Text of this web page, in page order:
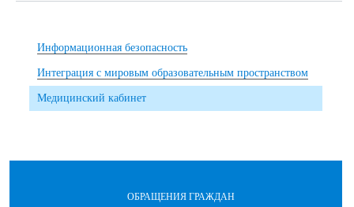
Информационная безопасность
Интеграция с мировым образовательным пространством
Медицинский кабинет
ОБРАЩЕНИЯ ГРАЖДАН